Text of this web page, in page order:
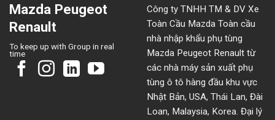
Mazda Peugeot
Renault
To keep up with Group in real
time
Công ty TNHH TM & DV Xe
Toàn Cầu Mazda Toàn cầu
nhà nhập khẩu phụ tùng
Mazda Peugeot Renault từ
các nhà máy sản xuất phụ
tùng ô tô hàng đầu khu vực
Nhật Bản, USA, Thái Lan, Đài
Loan, Malaysia, Korea. Đại lý